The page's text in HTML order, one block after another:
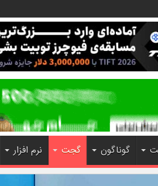
گوناگون گجت نرم افزار